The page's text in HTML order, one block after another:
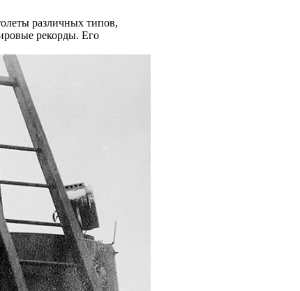
различных типов,
рекорды. Его